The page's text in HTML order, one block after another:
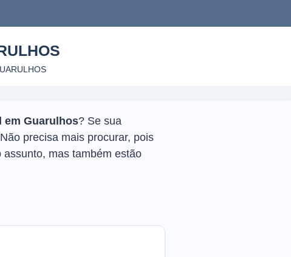
em Guarulhos? Se sua
precisa mais procurar, pois
mas também estão